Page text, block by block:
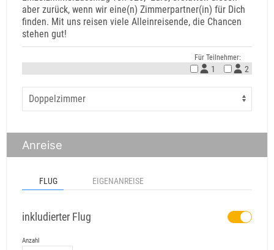
aber zurück, wenn wir eine(n) Zimmerpartner(in) für Dich
finden. Mit uns reisen viele Alleinreisende, die Chancen
stehen gut!
Für Teilnehmer:
1 2
Anreise
FLUG EIGENANREISE
inkludierter Flug
Anzahl